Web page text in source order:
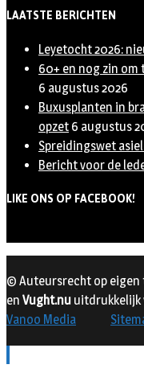
LAATSTE BERICHTEN
Leyetocht 2026:
60+ en nog zin om
6 augustus 2026
Buxusplanten in
opzet 6 augustus
Spreidingswet
Bericht voor de
LIKE ONS OP FACEBOOK!
© Auteursrecht op eigen
en Vught.nu uitdrukkelijk
Vanoo Media